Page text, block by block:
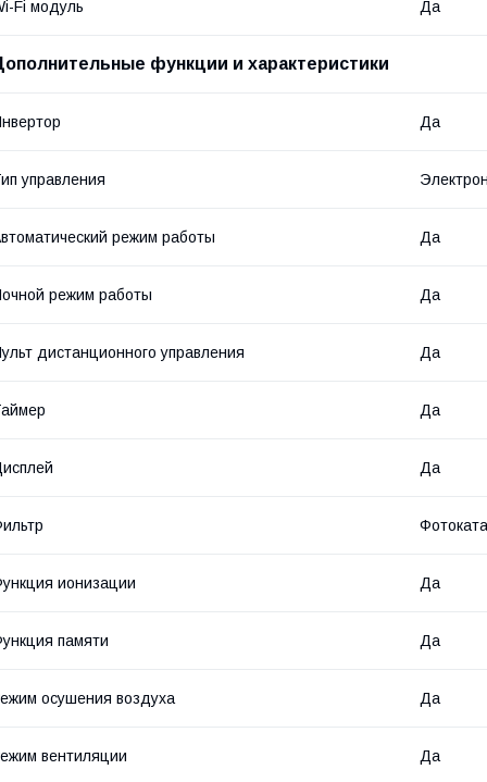
Fi модуль Да
функции и характеристики
Да
управления
режим работы Да
режим работы Да
дистанционного управления Да
Да
Да
ионизации Да
памяти Да
осушения воздуха Да
вентиляции Да